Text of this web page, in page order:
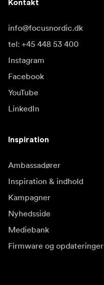
Kontakt
info@focusnordic.dk
tel: +45 448 53 400
Instagram
Facebook
YouTube
LinkedIn
Inspiration
Ambassadører
Inspiration & indhold
Kampagner
Nyhedsside
Mediebank
Firmware og opdateringer